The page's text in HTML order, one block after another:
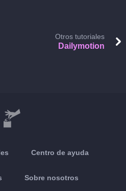
Otros tutoriales
Dailymotion
Centro de ayuda
Sobre nosotros